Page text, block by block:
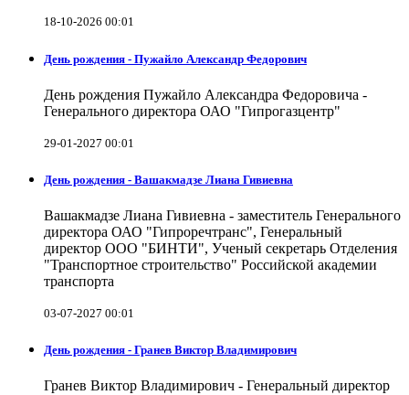
18-10-2026 00:01
День рождения - Пужайло Александр Федорович
День рождения Пужайло Александра Федоровича -
Генерального директора ОАО "Гипрогазцентр"
29-01-2027 00:01
День рождения - Вашакмадзе Лиана Гивиевна
Вашакмадзе Лиана Гивиевна - заместитель Генерального
директора ОАО "Гипроречтранс", Генеральный
директор ООО "БИНТИ", Ученый секретарь Отделения
"Транспортное строительство" Российской академии
транспорта
03-07-2027 00:01
День рождения - Гранев Виктор Владимирович
Гранев Виктор Владимирович - Генеральный директор